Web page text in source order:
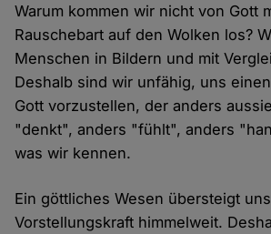
Warum kommen wir nicht von Gott
Rauschebart auf den Wolken los?
Menschen in Bildern und mit
Deshalb sind wir unfähig, uns
Gott vorzustellen, der anders
"denkt", anders "fühlt", anders
was wir kennen.
Ein göttliches Wesen übersteigt
Vorstellungskraft himmelweit.